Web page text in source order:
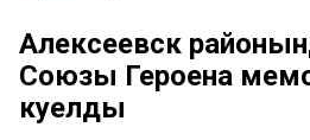
Алексеевск
Союзы Героена
куелды